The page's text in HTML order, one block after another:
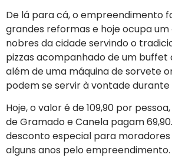
De lá para cá, o empreendimento
grandes reformas e hoje ocupa um
nobres da cidade servindo o
pizzas acompanhado de um buffet
além de uma máquina de sorvete
podem se servir à vontade durante
Hoje, o valor é de 109,90 por
de Gramado e Canela pagam
desconto especial para
alguns anos pelo empreendimento.